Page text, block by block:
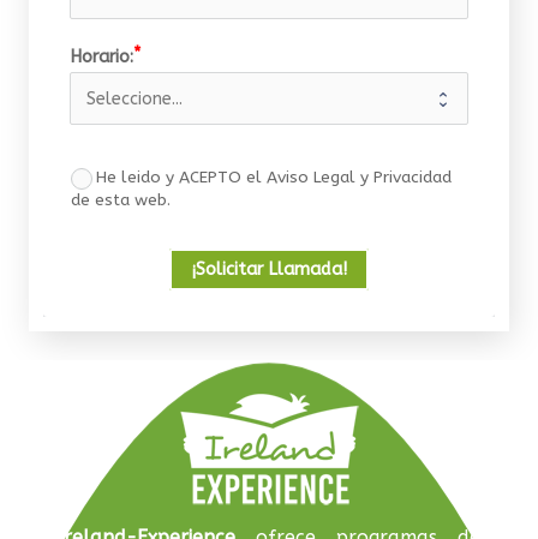
Horario:
He leido y ACEPTO el Aviso Legal y Privacidad
de esta web.
¡Solicitar Llamada!